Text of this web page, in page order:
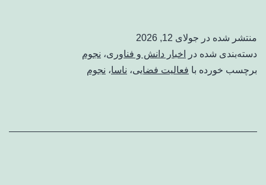
برای
مأموریت
منتشر شده در جولای 12, 2026
دسته‌بندی شده در
اخبار دانش و فناوری، نجوم
برچسب خورده با فعالیت فضایی، ناسا، نجوم